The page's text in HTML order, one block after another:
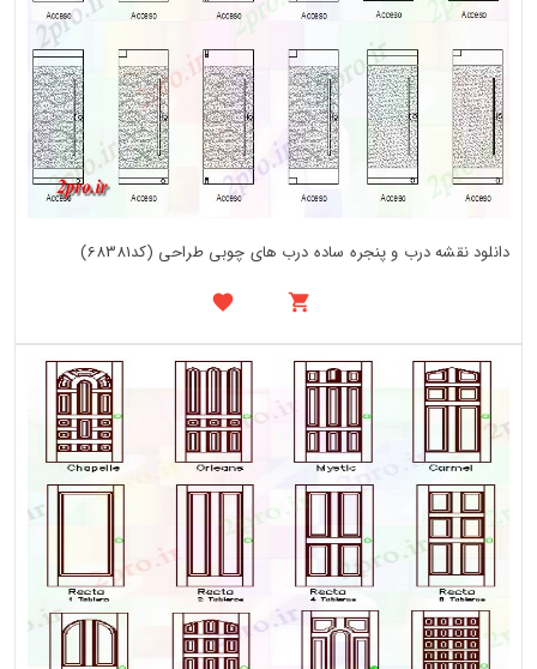
دانلود نقشه درب و پنجره ساده درب های چوبی طراحی (کد68381)